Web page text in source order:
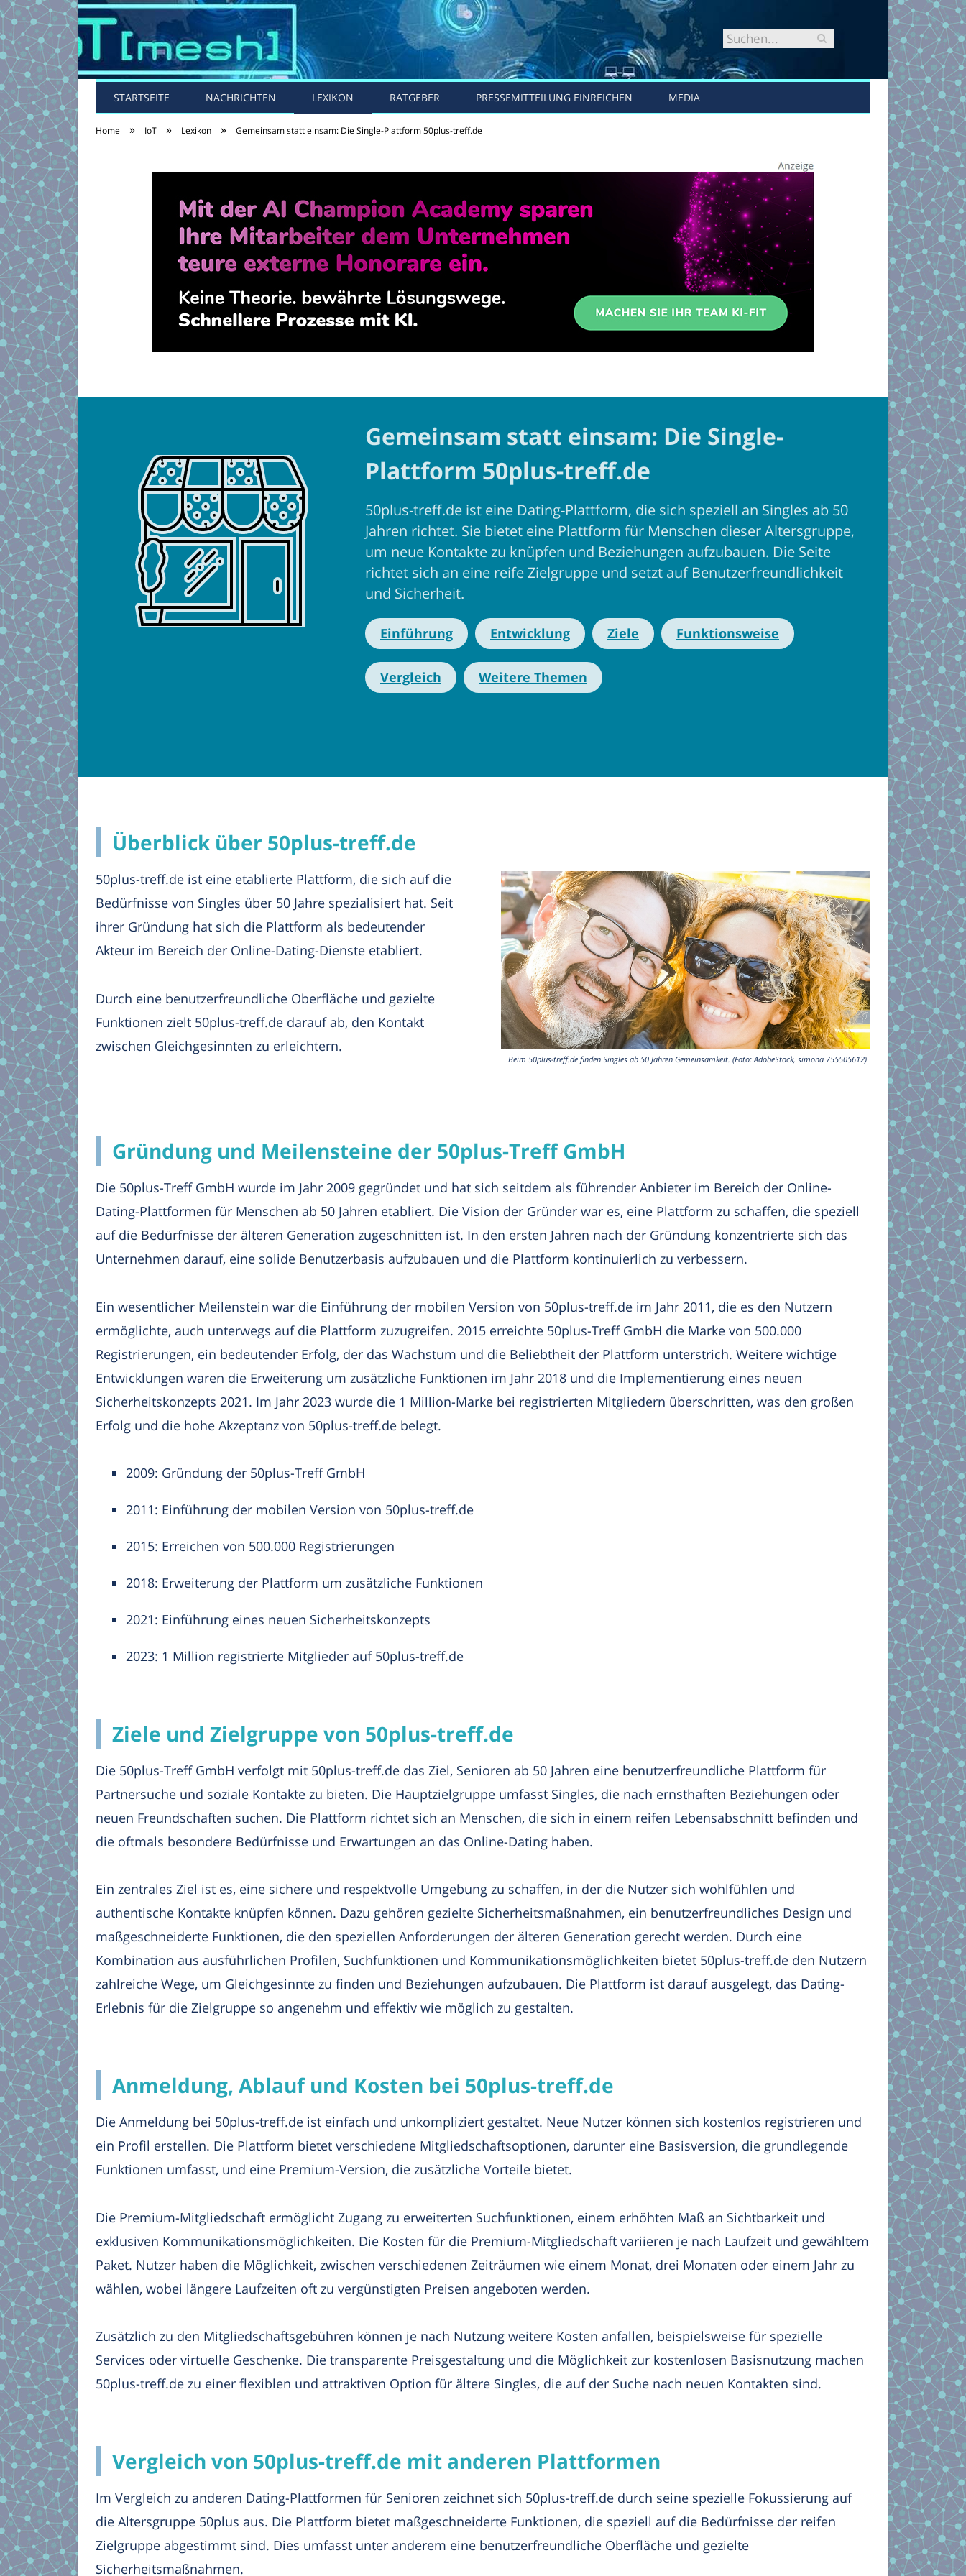
STARTSEITE NACHRICHTEN LEXIKON RATGEBER PRESSEMITTEILUNG EINREICHEN MEDIA
Home » IoT » Lexikon » Gemeinsam statt einsam: Die Single-Plattform 50plus-treff.de
Gemeinsam statt einsam: Die Single-
Plattform 50plus-treff.de
50plus-treff.de ist eine Dating-Plattform, die sich speziell an Singles ab 50
Jahren richtet. Sie bietet eine Plattform für Menschen dieser Altersgruppe,
um neue Kontakte zu knüpfen und Beziehungen aufzubauen. Die Seite
richtet sich an eine reife Zielgruppe und setzt auf Benutzerfreundlichkeit
und Sicherheit.
Einführung Entwicklung Ziele Funktionsweise
Vergleich Weitere Themen
Überblick über 50plus-treff.de
50plus-treff.de ist eine etablierte Plattform, die sich auf die
Bedürfnisse von Singles über 50 Jahre spezialisiert hat. Seit
ihrer Gründung hat sich die Plattform als bedeutender
Akteur im Bereich der Online-Dating-Dienste etabliert.
Durch eine benutzerfreundliche Oberfläche und gezielte
Funktionen zielt 50plus-treff.de darauf ab, den Kontakt
zwischen Gleichgesinnten zu erleichtern.
Beim 50plus-treff.de finden Singles ab 50 Jahren Gemeinsamkeit. (Foto: AdobeStock, simona 755505612)
Gründung und Meilensteine der 50plus-Treff GmbH
Die 50plus-Treff GmbH wurde im Jahr 2009 gegründet und hat sich seitdem als führender Anbieter im Bereich der Online-
Dating-Plattformen für Menschen ab 50 Jahren etabliert. Die Vision der Gründer war es, eine Plattform zu schaffen, die speziell
auf die Bedürfnisse der älteren Generation zugeschnitten ist. In den ersten Jahren nach der Gründung konzentrierte sich das
Unternehmen darauf, eine solide Benutzerbasis aufzubauen und die Plattform kontinuierlich zu verbessern.
Ein wesentlicher Meilenstein war die Einführung der mobilen Version von 50plus-treff.de im Jahr 2011, die es den Nutzern
ermöglichte, auch unterwegs auf die Plattform zuzugreifen. 2015 erreichte 50plus-Treff GmbH die Marke von 500.000
Registrierungen, ein bedeutender Erfolg, der das Wachstum und die Beliebtheit der Plattform unterstrich. Weitere wichtige
Entwicklungen waren die Erweiterung um zusätzliche Funktionen im Jahr 2018 und die Implementierung eines neuen
Sicherheitskonzepts 2021. Im Jahr 2023 wurde die 1 Million-Marke bei registrierten Mitgliedern überschritten, was den großen
Erfolg und die hohe Akzeptanz von 50plus-treff.de belegt.
2009: Gründung der 50plus-Treff GmbH
2011: Einführung der mobilen Version von 50plus-treff.de
2015: Erreichen von 500.000 Registrierungen
2018: Erweiterung der Plattform um zusätzliche Funktionen
2021: Einführung eines neuen Sicherheitskonzepts
2023: 1 Million registrierte Mitglieder auf 50plus-treff.de
Ziele und Zielgruppe von 50plus-treff.de
Die 50plus-Treff GmbH verfolgt mit 50plus-treff.de das Ziel, Senioren ab 50 Jahren eine benutzerfreundliche Plattform für
Partnersuche und soziale Kontakte zu bieten. Die Hauptzielgruppe umfasst Singles, die nach ernsthaften Beziehungen oder
neuen Freundschaften suchen. Die Plattform richtet sich an Menschen, die sich in einem reifen Lebensabschnitt befinden und
die oftmals besondere Bedürfnisse und Erwartungen an das Online-Dating haben.
Ein zentrales Ziel ist es, eine sichere und respektvolle Umgebung zu schaffen, in der die Nutzer sich wohlfühlen und
authentische Kontakte knüpfen können. Dazu gehören gezielte Sicherheitsmaßnahmen, ein benutzerfreundliches Design und
maßgeschneiderte Funktionen, die den speziellen Anforderungen der älteren Generation gerecht werden. Durch eine
Kombination aus ausführlichen Profilen, Suchfunktionen und Kommunikationsmöglichkeiten bietet 50plus-treff.de den Nutzern
zahlreiche Wege, um Gleichgesinnte zu finden und Beziehungen aufzubauen. Die Plattform ist darauf ausgelegt, das Dating-
Erlebnis für die Zielgruppe so angenehm und effektiv wie möglich zu gestalten.
Anmeldung, Ablauf und Kosten bei 50plus-treff.de
Die Anmeldung bei 50plus-treff.de ist einfach und unkompliziert gestaltet. Neue Nutzer können sich kostenlos registrieren und
ein Profil erstellen. Die Plattform bietet verschiedene Mitgliedschaftsoptionen, darunter eine Basisversion, die grundlegende
Funktionen umfasst, und eine Premium-Version, die zusätzliche Vorteile bietet.
Die Premium-Mitgliedschaft ermöglicht Zugang zu erweiterten Suchfunktionen, einem erhöhten Maß an Sichtbarkeit und
exklusiven Kommunikationsmöglichkeiten. Die Kosten für die Premium-Mitgliedschaft variieren je nach Laufzeit und gewähltem
Paket. Nutzer haben die Möglichkeit, zwischen verschiedenen Zeiträumen wie einem Monat, drei Monaten oder einem Jahr zu
wählen, wobei längere Laufzeiten oft zu vergünstigten Preisen angeboten werden.
Zusätzlich zu den Mitgliedschaftsgebühren können je nach Nutzung weitere Kosten anfallen, beispielsweise für spezielle
Services oder virtuelle Geschenke. Die transparente Preisgestaltung und die Möglichkeit zur kostenlosen Basisnutzung machen
50plus-treff.de zu einer flexiblen und attraktiven Option für ältere Singles, die auf der Suche nach neuen Kontakten sind.
Vergleich von 50plus-treff.de mit anderen Plattformen
Im Vergleich zu anderen Dating-Plattformen für Senioren zeichnet sich 50plus-treff.de durch seine spezielle Fokussierung auf
die Altersgruppe 50plus aus. Die Plattform bietet maßgeschneiderte Funktionen, die speziell auf die Bedürfnisse der reifen
Zielgruppe abgestimmt sind. Dies umfasst unter anderem eine benutzerfreundliche Oberfläche und gezielte
Sicherheitsmaßnahmen.